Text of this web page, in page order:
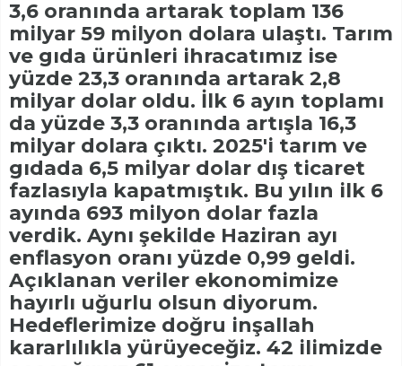
3,6 oranında artarak toplam 136
milyar 59 milyon dolara ulaştı. Tarım
ve gıda ürünleri ihracatımız ise
yüzde 23,3 oranında artarak 2,8
milyar dolar oldu. İlk 6 ayın toplamı
da yüzde 3,3 oranında artışla 16,3
milyar dolara çıktı. 2025'i tarım ve
gıdada 6,5 milyar dolar dış ticaret
fazlasıyla kapatmıştık. Bu yılın ilk 6
ayında 693 milyon dolar fazla
verdik. Aynı şekilde Haziran ayı
enflasyon oranı yüzde 0,99 geldi.
Açıklanan veriler ekonomimize
hayırlı uğurlu olsun diyorum.
Hedeflerimize doğru inşallah
kararlılıkla yürüyeceğiz. 42 ilimizde